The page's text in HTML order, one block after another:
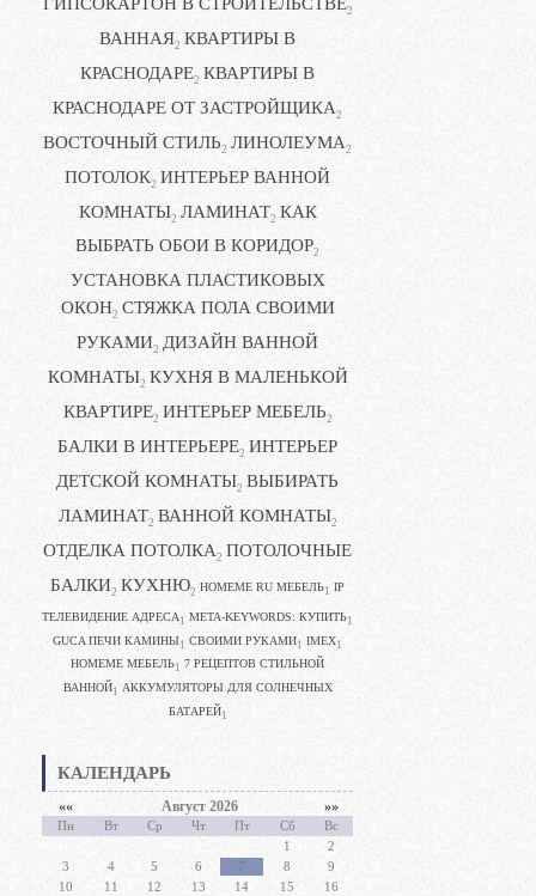
2
ВАННАЯ2 КВАРТИРЫ В
КРАСНОДАРЕ2 КВАРТИРЫ В
КРАСНОДАРЕ ОТ ЗАСТРОЙЩИКА2
ВОСТОЧНЫЙ СТИЛЬ2 ЛИНОЛЕУМА2
ПОТОЛОК2 ИНТЕРЬЕР ВАННОЙ
КОМНАТЫ2 ЛАМИНАТ2 КАК
ВЫБРАТЬ ОБОИ В КОРИДОР2
УСТАНОВКА ПЛАСТИКОВЫХ
ОКОН2 СТЯЖКА ПОЛА СВОИМИ
РУКАМИ2 ДИЗАЙН ВАННОЙ
КОМНАТЫ2 КУХНЯ В МАЛЕНЬКОЙ
КВАРТИРЕ2 ИНТЕРЬЕР МЕБЕЛЬ2
БАЛКИ В ИНТЕРЬЕРЕ2 ИНТЕРЬЕР
ДЕТСКОЙ КОМНАТЫ2 ВЫБИРАТЬ
ЛАМИНАТ2 ВАННОЙ КОМНАТЫ2
ОТДЕЛКА ПОТОЛКА2 ПОТОЛОЧНЫЕ
БАЛКИ2 КУХНЮ2 HOMEME RU МЕБЕЛЬ1 IP
ТЕЛЕВИДЕНИЕ АДРЕСА 1 META-KEYWORDS: КУПИТЬ1
GUCA ПЕЧИ КАМИНЫ1 CВОИМИ РУКАМИ1 IMEX1
HOMEME МЕБЕЛЬ1 7 РЕЦЕПТОВ СТИЛЬНОЙ
ВАННОЙ1 АККУМУЛЯТОРЫ ДЛЯ СОЛНЕЧНЫХ
БАТАРЕЙ1
КАЛЕНДАРЬ
«« Август 2026 »»
Пн Вт Ср Чт Пт Сб
Вс
1
2
3
4 5 6 7 8
9
10
11 12 13 14 15
16